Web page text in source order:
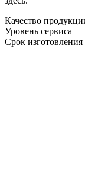
Качество
Уровень сервиса
Срок изготовления